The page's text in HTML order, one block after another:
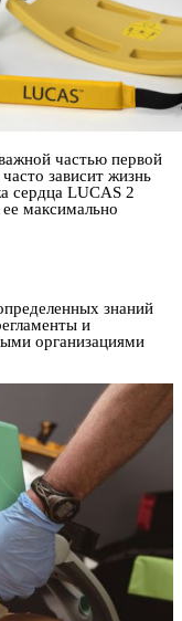
частью первой
зависит жизнь
сердца LUCAS 2
максимально
знаний
и
организациями